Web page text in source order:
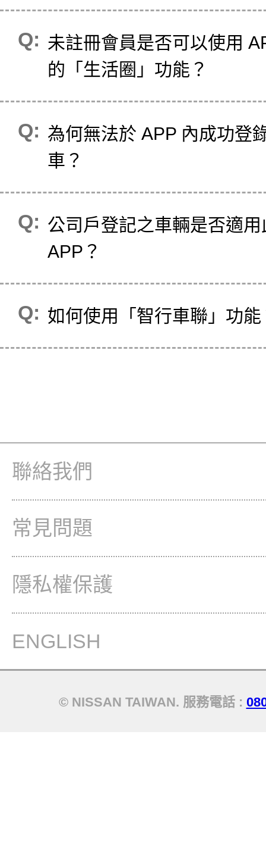
未註冊會員是否可以使用
的「生活圈」功能？
為何無法於 APP 內成功登
車？
公司戶登記之車輛是否適用
APP？
如何使用「智行車聯」功能
聯絡我們
常見問題
隱私權保護
ENGLISH
© NISSAN TAIWAN. 服務電話 :